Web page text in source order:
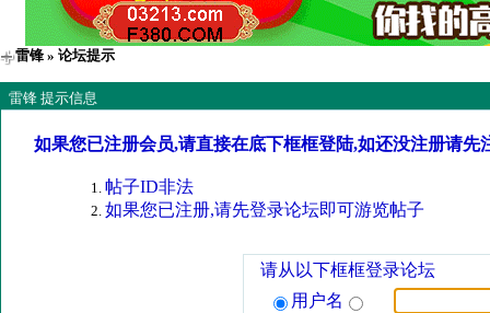
雷锋 » 论坛提示
雷锋 提示信息
如果您已注册会员,请直接在底下框框登陆,如还没注册请先
帖子ID非法
如果您已注册,请先登录论坛即可游览帖子
请从以下框框登录论坛
用户名